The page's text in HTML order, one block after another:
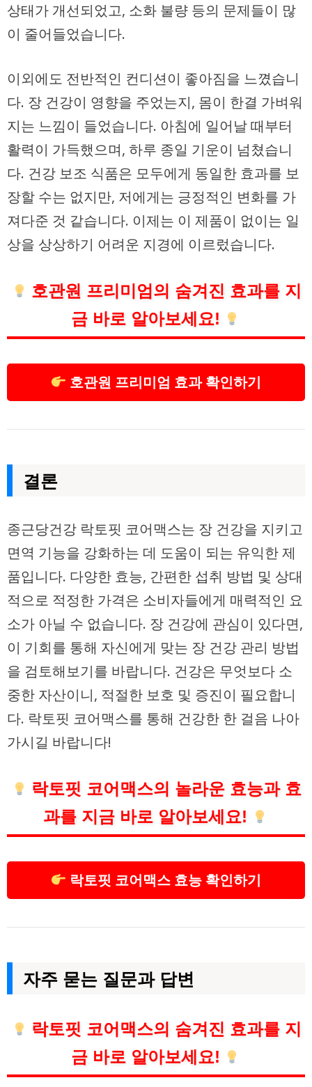
상태가 개선되었고, 소화 불량 등의 문제들이 많
이 줄어들었습니다.
이외에도 전반적인 컨디션이 좋아짐을 느꼈습니
다. 장 건강이 영향을 주었는지, 몸이 한결 가벼워
지는 느낌이 들었습니다. 아침에 일어날 때부터
활력이 가득했으며, 하루 종일 기운이 넘쳤습니
다. 건강 보조 식품은 모두에게 동일한 효과를 보
장할 수는 없지만, 저에게는 긍정적인 변화를 가
져다준 것 같습니다. 이제는 이 제품이 없이는 일
상을 상상하기 어려운 지경에 이르렀습니다.
호관원 프리미엄의 숨겨진 효과를 지
금 바로 알아보세요!
호관원 프리미엄 효과 확인하기
결론
종근당건강 락토핏 코어맥스는 장 건강을 지키고
면역 기능을 강화하는 데 도움이 되는 유익한 제
품입니다. 다양한 효능, 간편한 섭취 방법 및 상대
적으로 적정한 가격은 소비자들에게 매력적인 요
소가 아닐 수 없습니다. 장 건강에 관심이 있다면,
이 기회를 통해 자신에게 맞는 장 건강 관리 방법
을 검토해보기를 바랍니다. 건강은 무엇보다 소
중한 자산이니, 적절한 보호 및 증진이 필요합니
다. 락토핏 코어맥스를 통해 건강한 한 걸음 나아
가시길 바랍니다!
락토핏 코어맥스의 놀라운 효능과 효
과를 지금 바로 알아보세요!
락토핏 코어맥스 효능 확인하기
자주 묻는 질문과 답변
락토핏 코어맥스의 숨겨진 효과를 지
금 바로 알아보세요!